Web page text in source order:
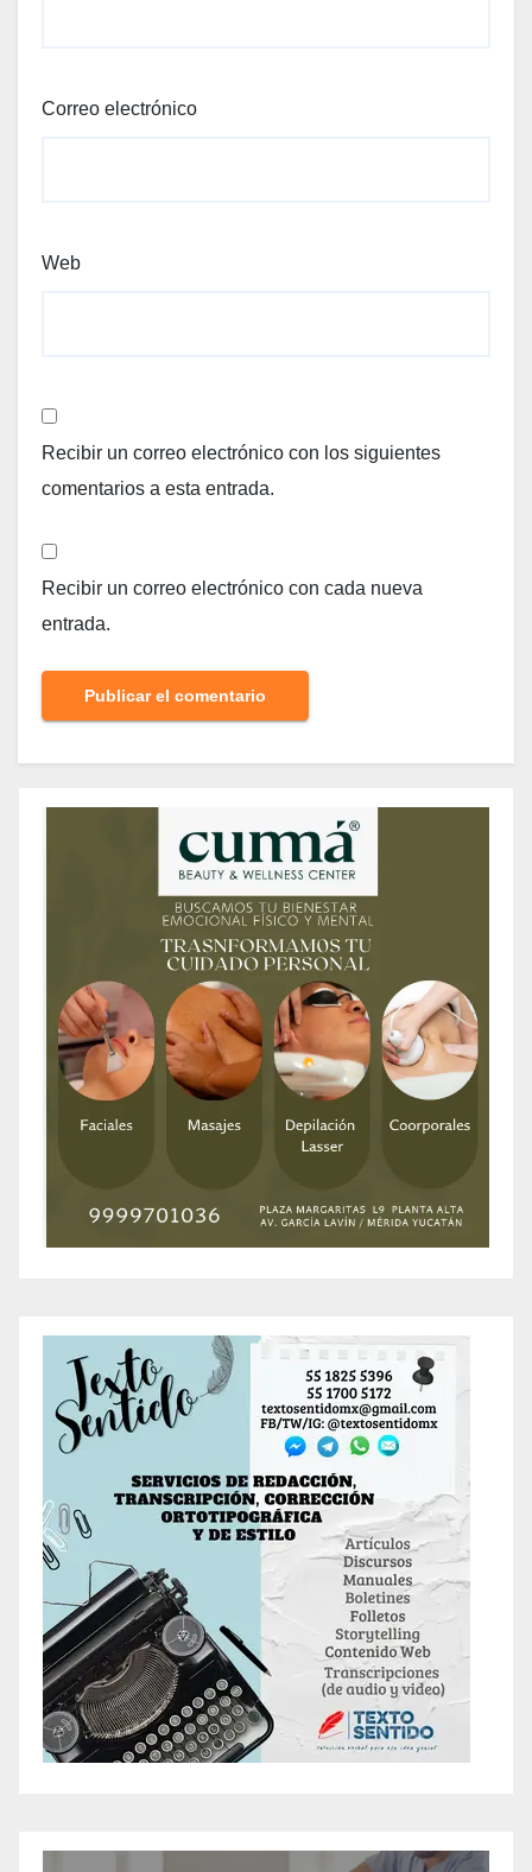
Correo electrónico
Web
Recibir un correo electrónico con los siguientes
comentarios a esta entrada.
Recibir un correo electrónico con cada nueva
entrada.